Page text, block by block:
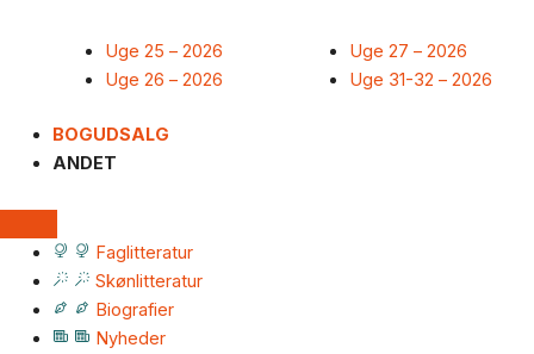
Uge 25 – 2026
Uge 26 – 2026
Uge 27 – 2026
Uge 31-32 – 2026
BOGUDSALG
ANDET
Faglitteratur
Skønlitteratur
Biografier
Nyheder